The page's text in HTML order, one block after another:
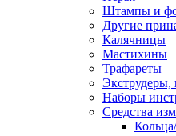
Штампы и
Другие
Калячницы
Мастихины
Трафареты
Наборы
Средства